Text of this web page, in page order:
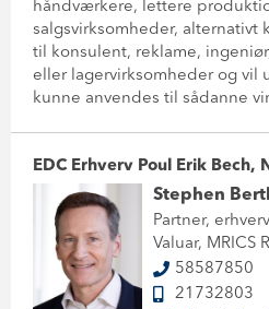
håndværkere, lettere
salgsvirksomheder, alternativt
til konsulent, reklame,
eller lagervirksomheder og vil
kunne anvendes til sådanne
EDC Erhverv Poul Erik Bech,
Stephen
Partner,
Valuar, MRICS
58587850
21732803